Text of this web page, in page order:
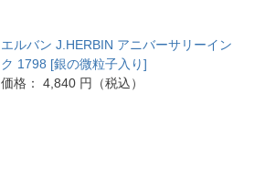
エルバン J.HERBIN アニバーサリーイン
ク 1798 [銀の微粒子入り]
価格： 4,840 円（税込）